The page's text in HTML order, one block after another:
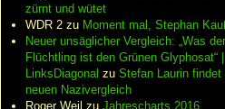
zürnt und wütet
WDR 2zu Moment mal, Stephan
Neuer unsäglicher Vergleich: „Was
Flüchtling ist den Grünen Glyphosat“ |
LinksDiagonal zu Stefan Laurin findet
neuen Nazivergleich
Roger Weil zu Jahrescharts 2016